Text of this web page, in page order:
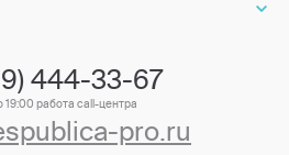
444-33-67
19:00 работа call-центра
pro.ru